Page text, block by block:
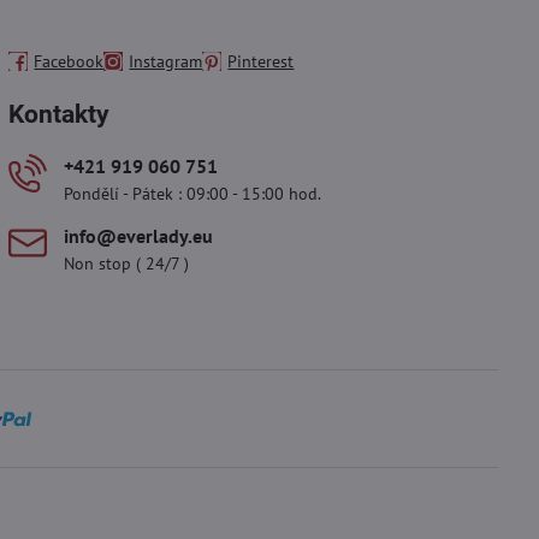
Facebook Instagram Pinterest
Kontakty
+421 919 060 751
Pondělí - Pátek : 09:00 - 15:00 hod.
info​@everlady​.eu
Non stop ( 24/7 )